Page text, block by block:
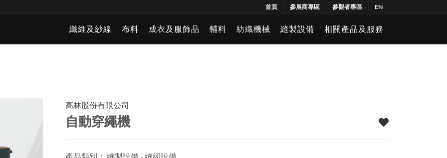
首頁 參展商專區 參觀者專區 EN
纖維及紗線 布料 成衣及服飾品 輔料 紡織機械 縫製設備 相關產品及服務
高林股份有限公司
自動穿繩機